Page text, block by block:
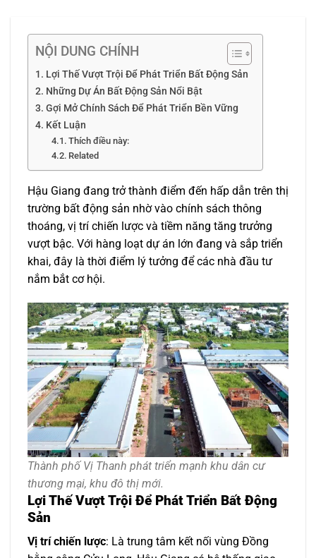
NỘI DUNG CHÍNH
Lợi Thế Vượt Trội Để Phát Triển Bất Động Sản
Những Dự Án Bất Động Sản Nổi Bật
Gợi Mở Chính Sách Để Phát Triển Bền Vững
Kết Luận
Thích điều này:
Related
Hậu Giang đang trở thành điểm đến hấp dẫn trên thị
trường bất động sản nhờ vào chính sách thông
thoáng, vị trí chiến lược và tiềm năng tăng trưởng
vượt bậc. Với hàng loạt dự án lớn đang và sắp triển
khai, đây là thời điểm lý tưởng để các nhà đầu tư
nắm bắt cơ hội.
Thành phố Vị Thanh phát triển mạnh khu dân cư
thương mại, khu đô thị mới.
Lợi Thế Vượt Trội Để Phát Triển Bất Động
Sản
Vị trí chiến lược: Là trung tâm kết nối vùng Đồng